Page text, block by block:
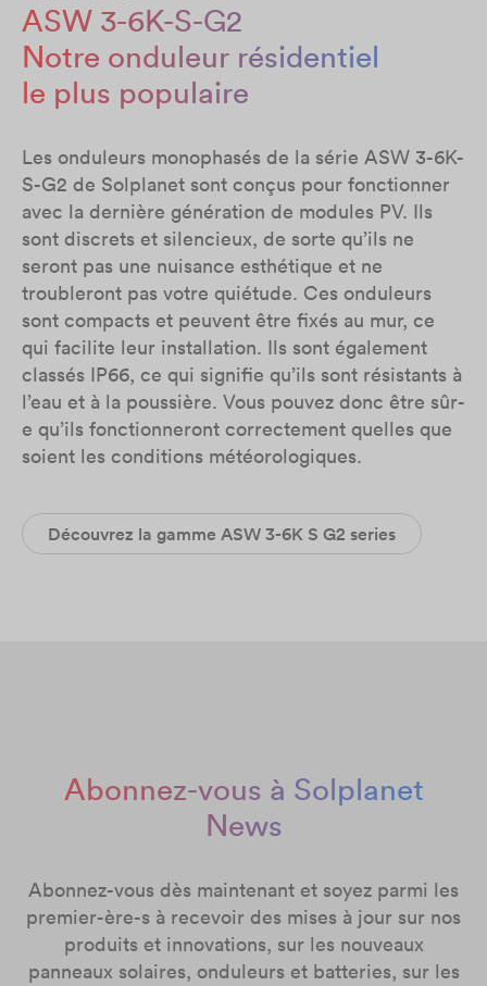
ASW 3-6K-S-G2
Notre onduleur résidentiel
le plus populaire
Les onduleurs monophasés de la série ASW 3-6K-
S-G2 de Solplanet sont conçus pour fonctionner
avec la dernière génération de modules PV. Ils
sont discrets et silencieux, de sorte qu’ils ne
seront pas une nuisance esthétique et ne
troubleront pas votre quiétude. Ces onduleurs
sont compacts et peuvent être fixés au mur, ce
qui facilite leur installation. Ils sont également
classés IP66, ce qui signifie qu’ils sont résistants à
l’eau et à la poussière. Vous pouvez donc être sûr-
e qu’ils fonctionneront correctement quelles que
soient les conditions météorologiques.
Découvrez la gamme ASW 3-6K S G2 series
Abonnez-vous à Solplanet
News
Abonnez-vous dès maintenant et soyez parmi les
premier-ère-s à recevoir des mises à jour sur nos
produits et innovations, sur les nouveaux
panneaux solaires, onduleurs et batteries, sur les